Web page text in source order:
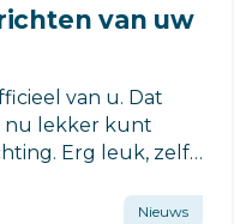
van uw
van u. Dat
nu lekker kunt
Erg leuk, zelfs
Nieuws